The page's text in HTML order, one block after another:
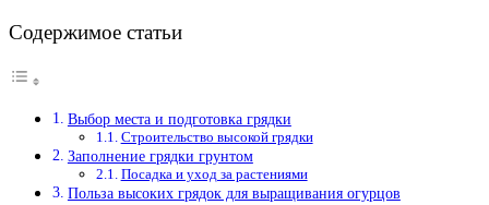
Содержимое статьи
Выбор места и подготовка грядки
Строительство высокой грядки
Заполнение грядки грунтом
Посадка и уход за растениями
Польза высоких грядок для выращивания огурцов